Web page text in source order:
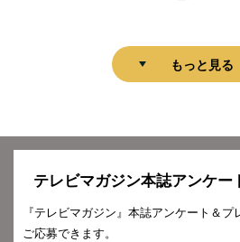
もっと見る
テレビマガジン本誌アンケ
『テレビマガジン』本誌アンケート＆
ご応募できます。